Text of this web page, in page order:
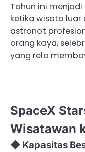
Tahun ini menjadi
ketika wisata
astronot
orang kaya,
yang rela
SpaceX
Wisatawan
◆ Kapasitas